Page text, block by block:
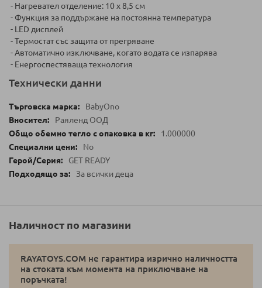
- Нагревател отделение: 10 x 8,5 cм
- Функция за поддържане на постоянна температура
- LED дисплей
- Термостат със защита от прегряване
- Автоматично изключване, когато водата се изпарява
- Енергоспестяваща технология
Технически данни
BabyOno
Раяленд ООД
1.000000
No
GET READY
За всички деца
Наличност по магазини
RAYATOYS.COM не гарантира изрично наличността
на стоката към момента на приключване на
поръчката!